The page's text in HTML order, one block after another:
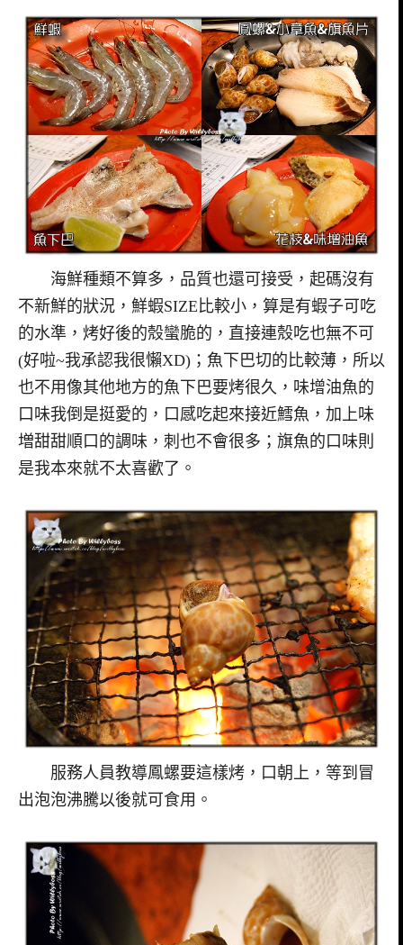
海鮮種類不算多，品質也還可接受，起碼沒有
不新鮮的狀況，鮮蝦SIZE比較小，算是有蝦子可吃
的水準，烤好後的殼蠻脆的，直接連殼吃也無不可
(好啦~我承認我很懶XD)；魚下巴切的比較薄，所以
也不用像其他地方的魚下巴要烤很久，味增油魚的
口味我倒是挺愛的，口感吃起來接近鱈魚，加上味
増甜甜順口的調味，刺也不會很多；旗魚的口味則
是我本來就不太喜歡了。
服務人員教導鳳螺要這樣烤，口朝上，等到冒
出泡泡沸騰以後就可食用。